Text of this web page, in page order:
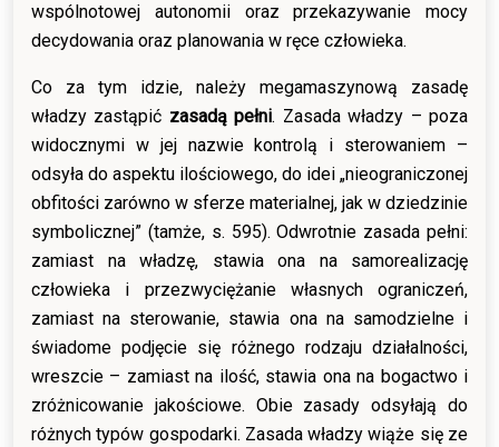
wspólnotowej autonomii oraz przekazywanie mocy
decydowania oraz planowania w ręce człowieka.
Co za tym idzie, należy megamaszynową zasadę
władzy zastąpić zasadą pełni. Zasada władzy – poza
widocznymi w jej nazwie kontrolą i sterowaniem –
odsyła do aspektu ilościowego, do idei „nieograniczonej
obfitości zarówno w sferze materialnej, jak w dziedzinie
symbolicznej” (tamże, s. 595). Odwrotnie zasada pełni:
zamiast na władzę, stawia ona na samorealizację
człowieka i przezwyciężanie własnych ograniczeń,
zamiast na sterowanie, stawia ona na samodzielne i
świadome podjęcie się różnego rodzaju działalności,
wreszcie – zamiast na ilość, stawia ona na bogactwo i
zróżnicowanie jakościowe. Obie zasady odsyłają do
różnych typów gospodarki. Zasada władzy wiąże się ze